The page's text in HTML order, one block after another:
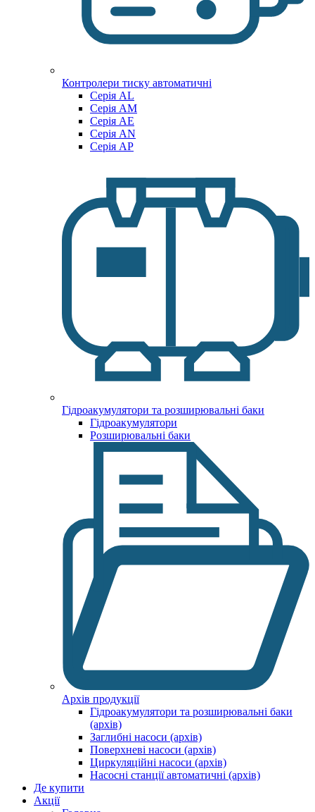
Контролери тиску автоматичні
Cерія AL
Cерія AM
Серія AE
Серія AN
Серія AP
Гідроакумулятори та розширювальні баки
Гідроакумулятори
Розширювальні баки
Архів продукції
Гідроакумулятори та розширювальні баки
(архів)
Заглибні насоси (архів)
Поверхневі насоси (архів)
Циркуляційні насоси (архів)
Насосні станції автоматичні (архів)
Де купити
Акції